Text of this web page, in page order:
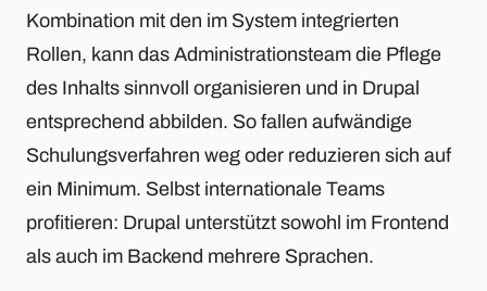
Kombination mit den im System integrierten
Rollen, kann das Administrationsteam die Pflege
des Inhalts sinnvoll organisieren und in Drupal
entsprechend abbilden. So fallen aufwändige
Schulungsverfahren weg oder reduzieren sich auf
ein Minimum. Selbst internationale Teams
profitieren: Drupal unterstützt sowohl im Frontend
als auch im Backend mehrere Sprachen.